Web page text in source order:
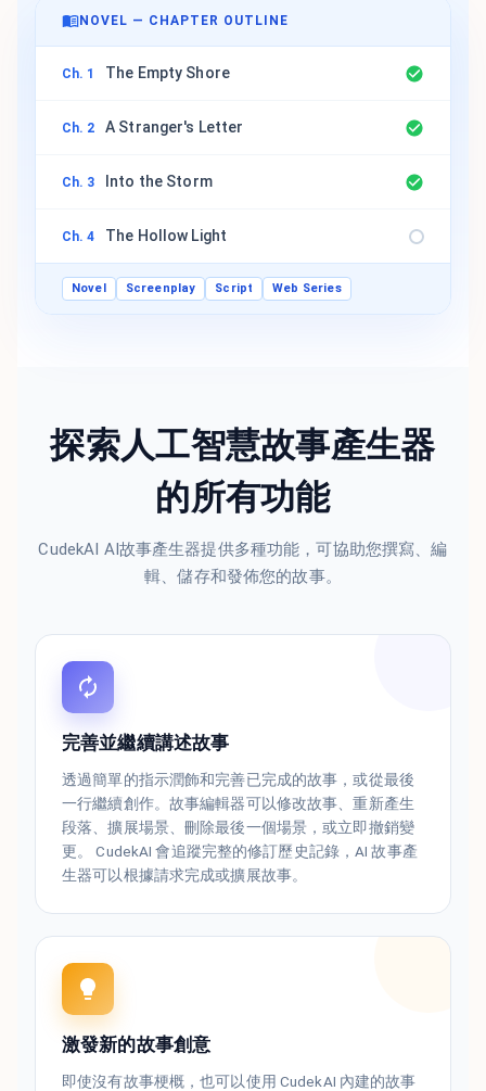
NOVEL — CHAPTER OUTLINE
Ch. 1 The Empty Shore
Ch. 2 A Stranger's Letter
Ch. 3 Into the Storm
Ch. 4 The Hollow Light
Novel Screenplay Script Web Series
探索人工智慧故事產生器
的所有功能
CudekAI AI故事產生器提供多種功能，可協助您撰寫、編
輯、儲存和發佈您的故事。
完善並繼續講述故事
透過簡單的指示潤飾和完善已完成的故事，或從最後
一行繼續創作。故事編輯器可以修改故事、重新產生
段落、擴展場景、刪除最後一個場景，或立即撤銷變
更。 CudekAI 會追蹤完整的修訂歷史記錄，AI 故事產
生器可以根據請求完成或擴展故事。
激發新的故事創意
即使沒有故事梗概，也可以使用 CudekAI 內建的故事